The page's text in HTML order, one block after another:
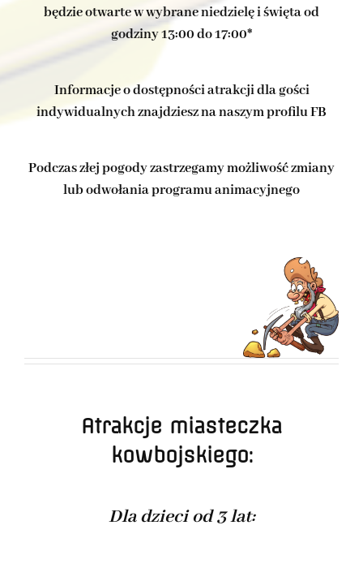
będzie otwarte w wybrane niedzielę i święta od
godziny 13:00 do 17:00*
Informacje o dostępności atrakcji dla gości
indywidualnych znajdziesz na naszym profilu FB
Podczas złej pogody zastrzegamy możliwość zmiany
lub odwołania programu animacyjnego
Atrakcje miasteczka
kowbojskiego:
Dla dzieci od 3 lat: